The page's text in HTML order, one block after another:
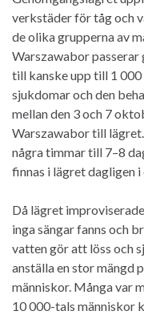
verkstäder för tåg och
de olika grupperna av
Warszawabor
till kanske upp till 1
sjukdomar och den
mellan den 3 och 7
Warszawabor till
några timmar till 7–8
finnas i lägret dagligen
Då lägret
inga sängar fanns och
vatten gör att löss och
anställa en stor mängd
människor. Många var
10 000-tals människor